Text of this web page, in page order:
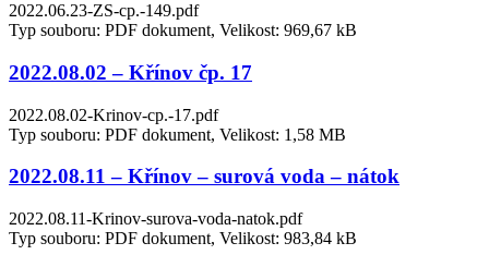
2022.06.23-ZS-cp.-149.pdf
Typ souboru: PDF dokument, Velikost: 969,67 kB
2022.08.02 – Křínov čp. 17
2022.08.02-Krinov-cp.-17.pdf
Typ souboru: PDF dokument, Velikost: 1,58 MB
2022.08.11 – Křínov – surová voda – nátok
2022.08.11-Krinov-surova-voda-natok.pdf
Typ souboru: PDF dokument, Velikost: 983,84 kB